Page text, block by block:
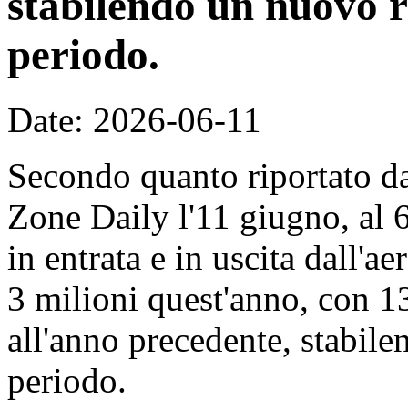
periodo.
Date: 2026-06-11
Secondo quanto riportato
Zone Daily l'11 giugno, al
in entrata e in uscita
3 milioni quest'anno, con
all'anno precedente,
periodo.